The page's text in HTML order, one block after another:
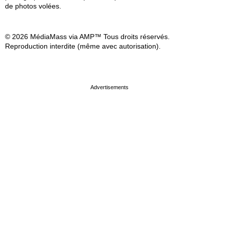
de photos volées.
© 2026 MédiaMass via AMP™ Tous droits réservés.
Reproduction interdite (même avec autorisation).